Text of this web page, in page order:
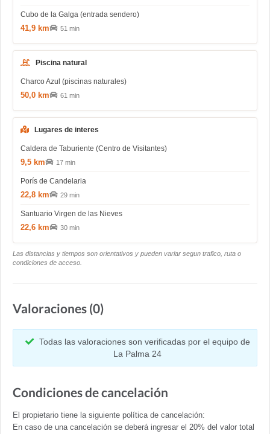
Cubo de la Galga (entrada sendero)
41,9 km 51 min
Piscina natural
Charco Azul (piscinas naturales)
50,0 km 61 min
Lugares de interes
Caldera de Taburiente (Centro de Visitantes)
9,5 km 17 min
Porís de Candelaria
22,8 km 29 min
Santuario Virgen de las Nieves
22,6 km 30 min
Las distancias y tiempos son orientativos y pueden variar segun trafico, ruta o
condiciones de acceso.
Valoraciones (0)
Todas las valoraciones son verificadas por el equipo de
La Palma 24
Condiciones de cancelación
El propietario tiene la siguiente política de cancelación:
En caso de una cancelación se deberá ingresar el 20% del valor total